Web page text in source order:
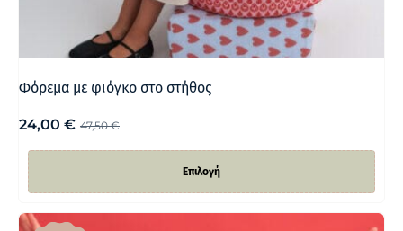
Φόρεμα με φιόγκο στο στήθος
47,50€
24,00 €
Επιλογή